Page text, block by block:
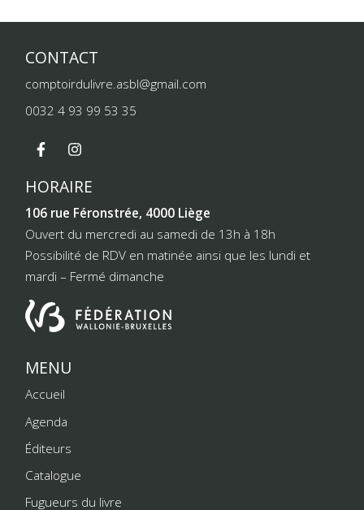
CONTACT
comptoirdulivre.asbl@gmail.com
0032 4 93 99 53 35
HORAIRE
106 rue Féronstrée, 4000 Liège
Ouvert du mercredi au samedi de 13h à 18h
Possibilité de RDV en matinée ainsi que les lundi et
mardi – Fermé dimanche
MENU
Accueil
Agenda
Éditeurs
Catalogue
Fugueurs du livre